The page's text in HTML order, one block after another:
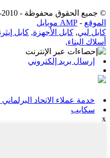
© جميع الحقوق محفوظة - 2010-2025.
الموقع - AMP موبايل
كابل ليي, كابل الأجهزة, كابل
أسلاك البناء,
إرسال بريد إلكتروني
خدمة عملاء الاتحاد
سكايب
x